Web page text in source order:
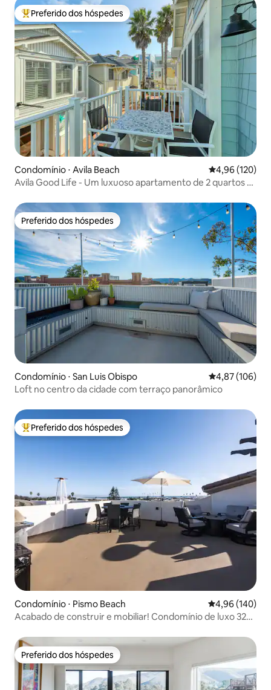
Entre os melhores preferidos dos hóspedes
Preferido dos hóspedes
Condomínio ⋅ Avila Beach 4,96 de uma
4,96 (120)
Avila Good Life - Um luxuoso apartamento de 2 quartos 3
Preferido dos hóspedes
Preferido dos hóspedes
Condomínio ⋅ San Luis Obispo 4,87 de uma
4,87 (106)
Loft no centro da cidade com terraço panorâmico
Entre os melhores preferidos dos hóspedes
Preferido dos hóspedes
Condomínio ⋅ Pismo Beach 4,96 de uma
4,96 (140)
Acabado de construir e mobiliar! Condomínio de luxo 326
Preferido dos hóspedes
Preferido dos hóspedes